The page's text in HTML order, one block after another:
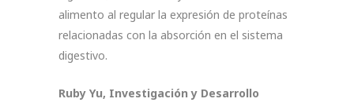
alimento al regular la expresión de proteínas
relacionadas con la absorción en el sistema
digestivo.
Ruby Yu, Investigación y Desarrollo